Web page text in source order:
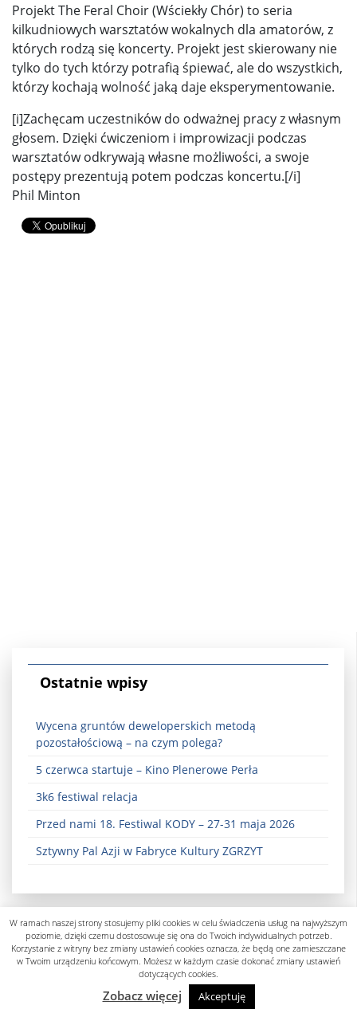
Projekt The Feral Choir (Wściekły Chór) to seria
kilkudniowych warsztatów wokalnych dla amatorów, z
których rodzą się koncerty. Projekt jest skierowany nie
tylko do tych którzy potrafią śpiewać, ale do wszystkich,
którzy kochają wolność jaką daje eksperymentowanie.
[i]Zachęcam uczestników do odważnej pracy z własnym
głosem. Dzięki ćwiczeniom i improwizacji podczas
warsztatów odkrywają własne możliwości, a swoje
postępy prezentują potem podczas koncertu.[/i]
Phil Minton
Ostatnie wpisy
Wycena gruntów deweloperskich metodą
pozostałościową – na czym polega?
5 czerwca startuje – Kino Plenerowe Perła
3k6 festiwal relacja
Przed nami 18. Festiwal KODY – 27-31 maja 2026
Sztywny Pal Azji w Fabryce Kultury ZGRZYT
Polityka prywatności
designed by know-line.pl
W ramach naszej strony stosujemy pliki cookies w celu świadczenia usług na najwyższym
poziomie, dzięki czemu dostosowuje się ona do Twoich indywidualnych potrzeb.
Korzystanie z witryny bez zmiany ustawień cookies oznacza, że będą one zamieszczane
w Twoim urządzeniu końcowym. Możesz w każdym czasie dokonać zmiany ustawień
dotyczących cookies.
Zobacz więcej Akceptuję